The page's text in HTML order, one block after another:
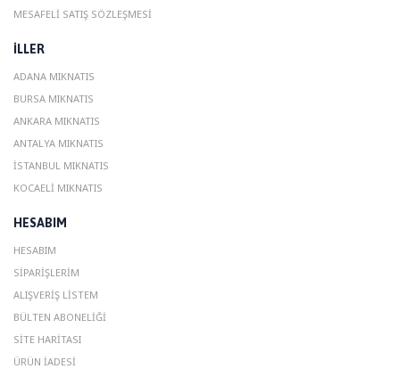
MESAFELI SATIŞ SÖZLEŞMESI
ILLER
ADANA MIKNATIS
BURSA MIKNATIS
ANKARA MIKNATIS
ANTALYA MIKNATIS
ISTANBUL MIKNATIS
KOCAELI MIKNATIS
HESABIM
HESABIM
SIPARIŞLERIM
ALIŞVERIŞ LISTEM
BÜLTEN ABONELIĞI
SITE HARITASI
ÜRÜN İADESI